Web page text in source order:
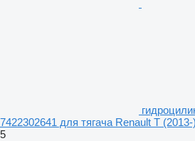
7422302641 для тягача Renault T (2013-)
5